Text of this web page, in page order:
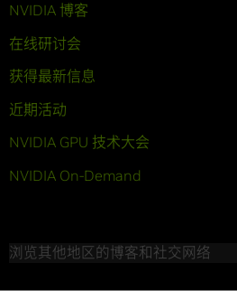
NVIDIA 博客
在线研讨会
获得最新信息
近期活动
NVIDIA GPU 技术大会
NVIDIA On-Demand
浏览其他地区的博客和社交网络